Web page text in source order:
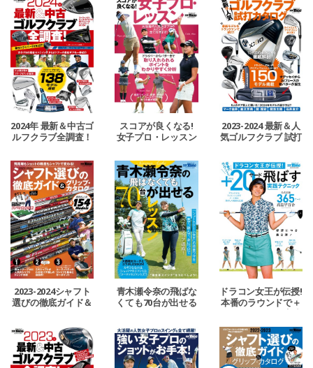
2024年 最新＆中古ゴ
ルフクラブ全調査！
スコアが良くなる!
女子プロ・レッスン
2023-2024 最新＆人
気ゴルフクラブ 試打
2023-2024シャフト
選びの徹底ガイド＆
青木瀬令奈の飛ばな
くても70台が出せる
ドラコン女王が伝授!
本番のラウンドで＋
テクニック